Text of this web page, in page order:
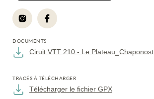
DOCUMENTS
Ciruit VTT 210 - Le Plateau_Chaponost
TRACÉS À TÉLÉCHARGER
Télécharger le fichier GPX